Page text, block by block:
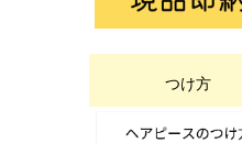
つけ方